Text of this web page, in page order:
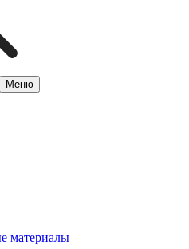
Меню
материалы